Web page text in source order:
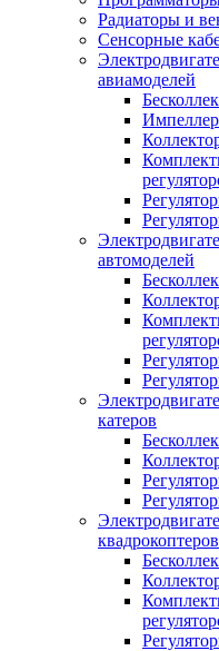
Радиаторы и
Сенсорные
авиамоделей
автомоделей
катеров
квадрокоптеров